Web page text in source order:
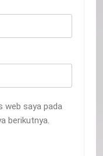
web saya pada
berikutnya.